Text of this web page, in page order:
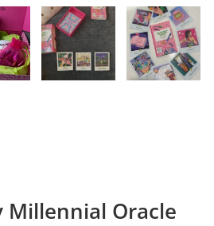
Millennial Oracle